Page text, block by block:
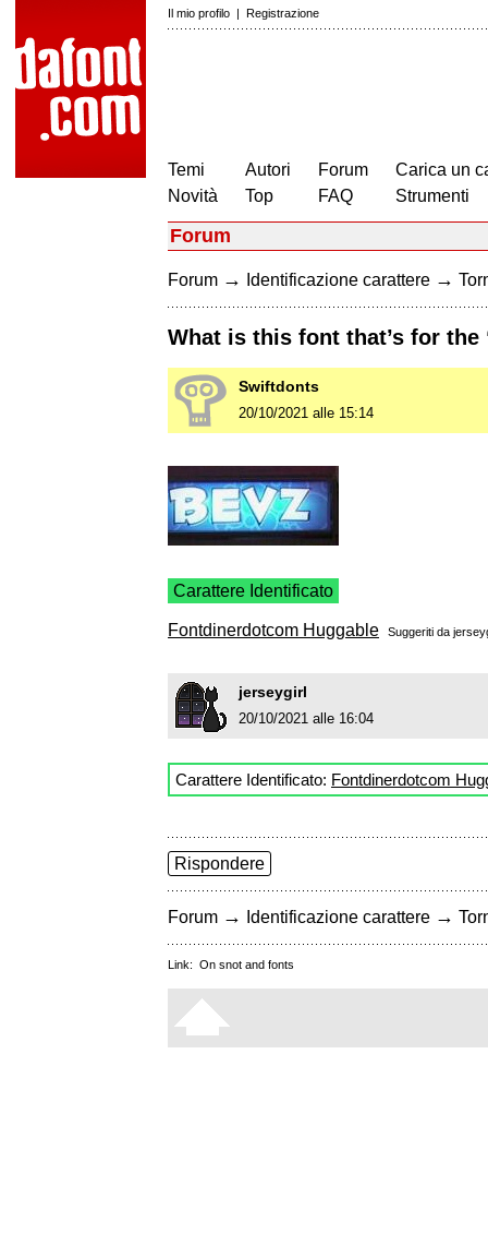
Il mio profilo | Registrazione
Temi
Novità
Autori
Top
Forum
FAQ
Carica un
Strumenti
Forum
Forum → Identificazione carattere →
What is this font that’s for the
Swiftdonts
20/10/2021 alle 15:14
Carattere Identificato
Fontdinerdotcom Huggable Suggeriti da
jerseygirl
20/10/2021 alle 16:04
Carattere Identificato: Fontdinerdotcom
Rispondere
Forum → Identificazione carattere →
Link: On snot and fonts